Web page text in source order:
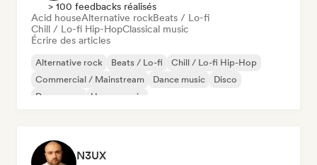
> 100 feedbacks réalisés
Acid houseAlternative rockBeats / Lo-fi
Chill / Lo-fi Hip-HopClassical music
Écrire des articles
Alternative rock Beats / Lo-fi
Chill / Lo-fi Hip-Hop
Commercial / Mainstream
Dance music
Disco
Dream pop
House music
N3UX